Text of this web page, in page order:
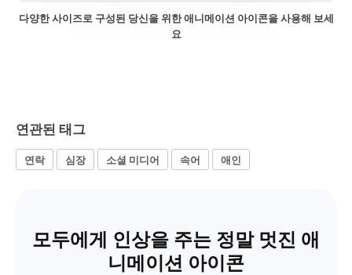
다양한 사이즈로 구성된 당신을 위한 애니메이션 아이콘을 사용해 보세
요
연관된 태그
연락 심장 소셜 미디어 속어 애인
모두에게 인상을 주는 정말 멋진 애
니메이션 아이콘